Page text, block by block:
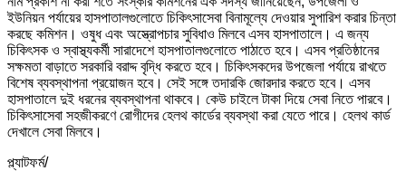
ইউনিয়ন পর্যায়ের হাসপাতালগুলোতে চিকিৎসাসেবা বিনামূল্যে দেওয়ার সুপারিশ করার চিন্তা
করছে কমিশন। ওষুধ এবং অস্ত্রোপচার সুবিধাও মিলবে এসব হাসপাতালে। এ জন্য
চিকিৎসক ও স্বাস্থ্যকর্মী সারাদেশে হাসপাতালগুলোতে পাঠাতে হবে। এসব প্রতিষ্ঠানের
সক্ষমতা বাড়াতে সরকারি বরাদ্দ বৃদ্ধি করতে হবে। চিকিৎসকদের উপজেলা পর্যায়ে রাখতে
বিশেষ ব্যবস্থাপনা প্রয়োজন হবে। সেই সঙ্গে তদারকি জোরদার করতে হবে। এসব
হাসপাতালে দুই ধরনের ব্যবস্থাপনা থাকবে। কেউ চাইলে টাকা দিয়ে সেবা নিতে পারবে।
চিকিৎসাসেবা সহজীকরণে রোগীদের হেলথ কার্ডের ব্যবস্থা করা যেতে পারে। হেলথ কার্ড
দেখালে সেবা মিলবে।
প্ল্যাটফর্ম/